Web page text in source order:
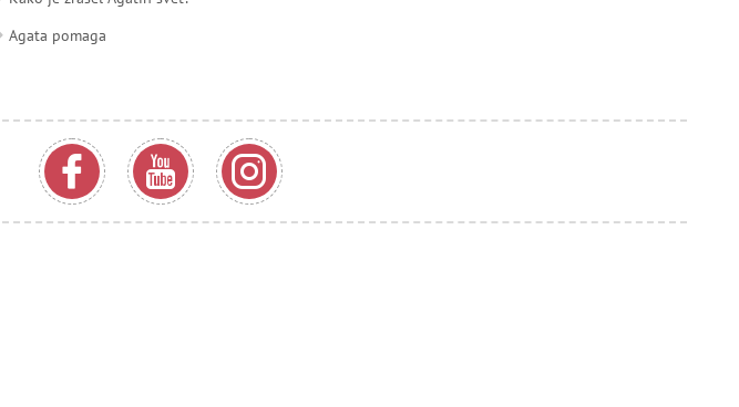
Agata pomaga